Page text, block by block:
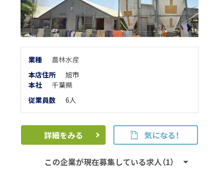
業種
農林水産
本店住所
旭市
本社
千葉県
従業員数
6人
詳細をみる 気になる！
この企業が現在募集している求人（1）